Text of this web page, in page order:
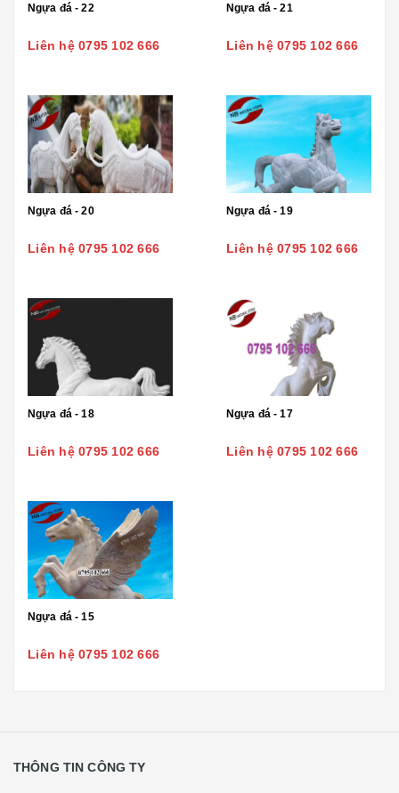
Ngựa đá - 22
Liên hệ 0795 102 666
Ngựa đá - 21
Liên hệ 0795 102 666
Ngựa đá - 20
Liên hệ 0795 102 666
Ngựa đá - 19
Liên hệ 0795 102 666
Ngựa đá - 18
Liên hệ 0795 102 666
Ngựa đá - 17
Liên hệ 0795 102 666
Ngựa đá - 15
Liên hệ 0795 102 666
THÔNG TIN CÔNG TY